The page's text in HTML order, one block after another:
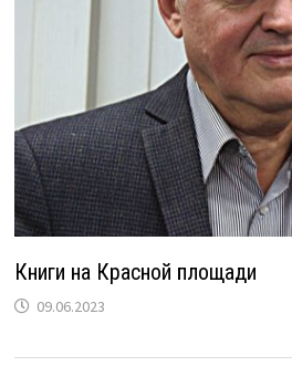
Книги на Красной площади
09.06.2023